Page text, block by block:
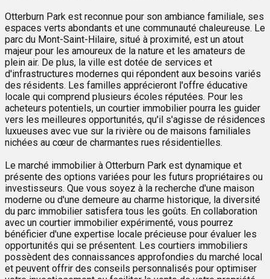
Otterburn Park est reconnue pour son ambiance familiale, ses
espaces verts abondants et une communauté chaleureuse. Le
parc du Mont-Saint-Hilaire, situé à proximité, est un atout
majeur pour les amoureux de la nature et les amateurs de
plein air. De plus, la ville est dotée de services et
d'infrastructures modernes qui répondent aux besoins variés
des résidents. Les familles apprécieront l'offre éducative
locale qui comprend plusieurs écoles réputées. Pour les
acheteurs potentiels, un courtier immobilier pourra les guider
vers les meilleures opportunités, qu'il s'agisse de résidences
luxueuses avec vue sur la rivière ou de maisons familiales
nichées au cœur de charmantes rues résidentielles.
Le marché immobilier à Otterburn Park est dynamique et
présente des options variées pour les futurs propriétaires ou
investisseurs. Que vous soyez à la recherche d'une maison
moderne ou d'une demeure au charme historique, la diversité
du parc immobilier satisfera tous les goûts. En collaboration
avec un courtier immobilier expérimenté, vous pourrez
bénéficier d'une expertise locale précieuse pour évaluer les
opportunités qui se présentent. Les courtiers immobiliers
possèdent des connaissances approfondies du marché local
et peuvent offrir des conseils personnalisés pour optimiser